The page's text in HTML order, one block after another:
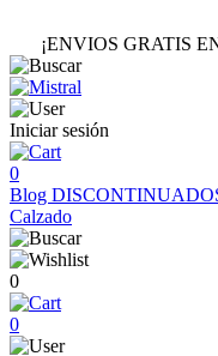
¡ENVIOS GRATIS
Iniciar sesión
0
Blog
Calzado
0
0